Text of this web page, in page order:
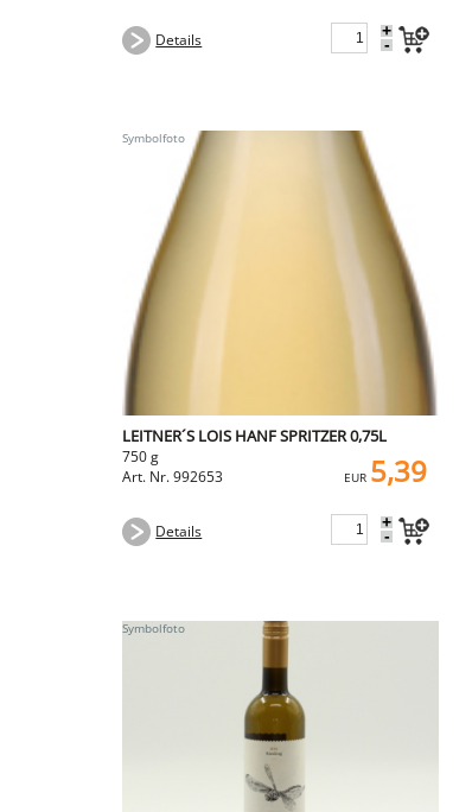
Details +
-
LEITNER´S LOIS HANF SPRITZER 0,75L
750 g
Art. Nr. 992653
EUR 5,39
Details +
-